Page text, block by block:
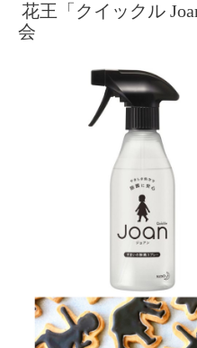
花王「クイックル
会